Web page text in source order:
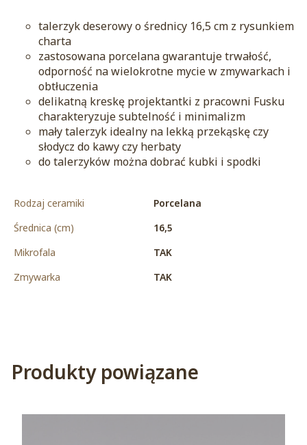
talerzyk deserowy o średnicy 16,5 cm z rysunkiem
charta
zastosowana porcelana gwarantuje trwałość,
odporność na wielokrotne mycie w zmywarkach i
obtłuczenia
delikatną kreskę projektantki z pracowni Fusku
charakteryzuje subtelność i minimalizm
mały talerzyk idealny na lekką przekąskę czy
słodycz do kawy czy herbaty
do talerzyków można dobrać kubki i spodki
Rodzaj ceramiki
Porcelana
Średnica (cm)
16,5
Mikrofala
TAK
Zmywarka
TAK
Produkty powiązane